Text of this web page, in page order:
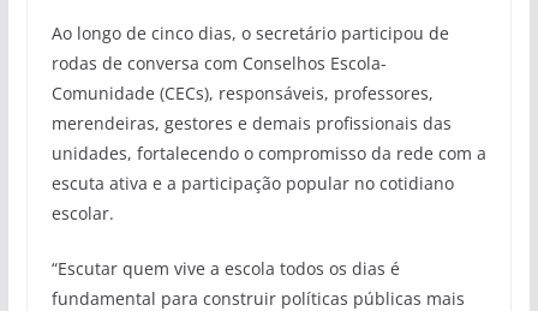
Ao longo de cinco dias, o secretário participou de
rodas de conversa com Conselhos Escola-
Comunidade (CECs), responsáveis, professores,
merendeiras, gestores e demais profissionais das
unidades, fortalecendo o compromisso da rede com a
escuta ativa e a participação popular no cotidiano
escolar.
“Escutar quem vive a escola todos os dias é
fundamental para construir políticas públicas mais